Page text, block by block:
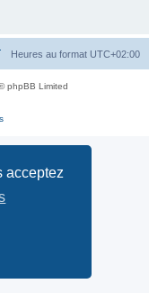
acceptez
Heures au format UTC+02:00
phpBB Limited